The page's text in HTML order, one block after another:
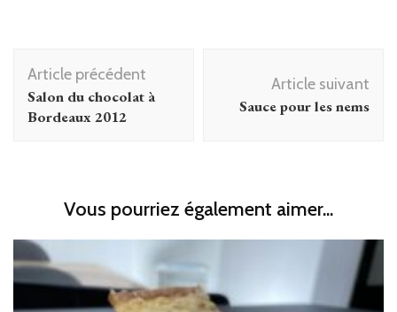
Navigation
d'article
Article précédent
Salon du chocolat à
Bordeaux 2012
Article suivant
Sauce pour les nems
Vous pourriez également aimer...